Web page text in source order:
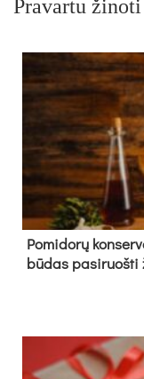
Pravartu žinoti
Pomidorų
būdas pasiruošti